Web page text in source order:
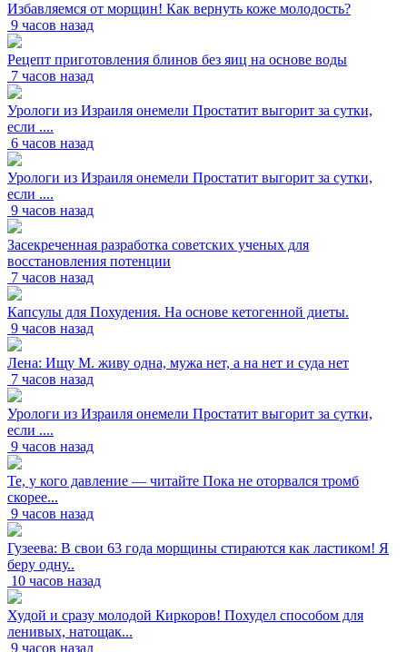
Избавляемся от морщин! Как вернуть коже молодость?
9 часов назад
Рецепт приготовления блинов без яиц на основе воды
7 часов назад
Урологи из Израиля онемели Простатит выгорит за сутки,
если ....
6 часов назад
Урологи из Израиля онемели Простатит выгорит за сутки,
если ....
9 часов назад
Засекреченная разработка советских ученых для
восстановления потенции
7 часов назад
Капсулы для Похудения. На основе кетогенной диеты.
9 часов назад
Лена: Ищу М. живу одна, мужа нет, а на нет и суда нет
7 часов назад
Урологи из Израиля онемели Простатит выгорит за сутки,
если ....
9 часов назад
Те, у кого давление — читайте Пока не оторвался тромб
скорее...
9 часов назад
Гузеева: В свои 63 года морщины стираются как ластиком! Я
беру одну..
10 часов назад
Худой и сразу молодой Киркоров! Похудел способом для
ленивых, натощак...
9 часов назад